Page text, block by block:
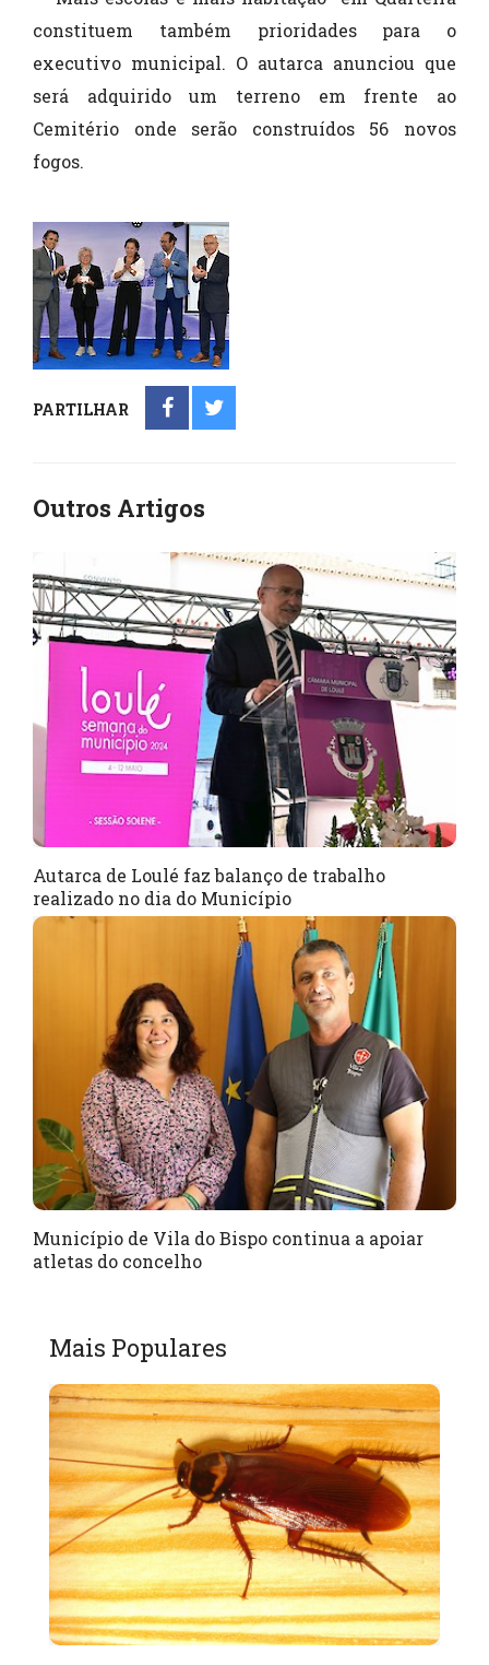
constituem também prioridades para o
executivo municipal. O autarca anunciou que
será adquirido um terreno em frente ao
Cemitério onde serão construídos 56 novos
fogos.
PARTILHAR
Outros Artigos
Autarca de Loulé faz balanço de trabalho
realizado no dia do Município
Município de Vila do Bispo continua a apoiar
atletas do concelho
Mais Populares